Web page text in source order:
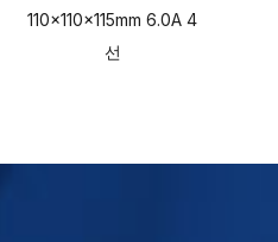
110x110x115mm 6.0A 4
선